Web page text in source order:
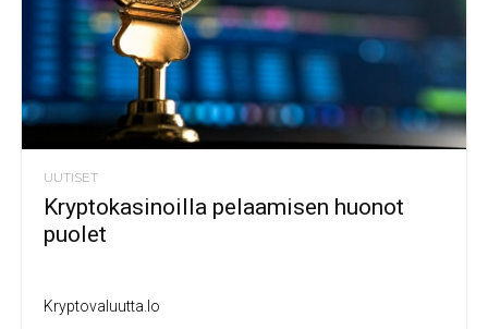
UUTISET
Kryptokasinoilla pelaamisen huonot
puolet
Kryptovaluutta.io